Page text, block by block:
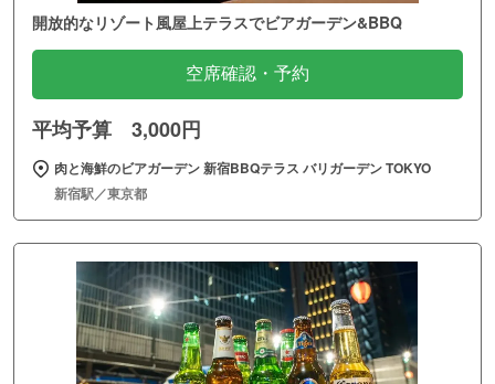
開放的なリゾート風屋上テラスでビアガーデン&BBQ
空席確認・予約
平均予算 3,000円
肉と海鮮のビアガーデン 新宿BBQテラス バリガーデン TOKYO
新宿駅／東京都